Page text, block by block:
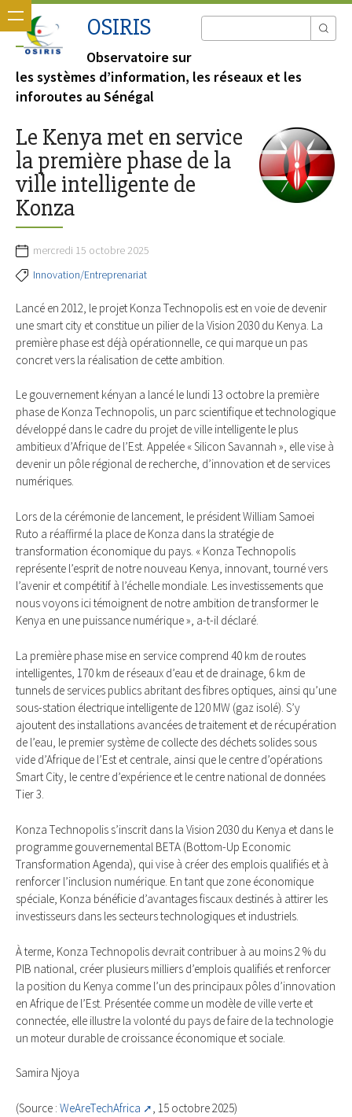
OSIRIS
Observatoire sur
les systèmes d’information, les réseaux et les
inforoutes au Sénégal
Le Kenya met en service
la première phase de la
ville intelligente de
Konza
mercredi 15 octobre 2025
Innovation/Entreprenariat
Lancé en 2012, le projet Konza Technopolis est en voie de devenir
une smart city et constitue un pilier de la Vision 2030 du Kenya. La
première phase est déjà opérationnelle, ce qui marque un pas
concret vers la réalisation de cette ambition.
Le gouvernement kényan a lancé le lundi 13 octobre la première
phase de Konza Technopolis, un parc scientifique et technologique
développé dans le cadre du projet de ville intelligente le plus
ambitieux d’Afrique de l’Est. Appelée « Silicon Savannah », elle vise à
devenir un pôle régional de recherche, d’innovation et de services
numériques.
Lors de la cérémonie de lancement, le président William Samoei
Ruto a réaffirmé la place de Konza dans la stratégie de
transformation économique du pays. « Konza Technopolis
représente l’esprit de notre nouveau Kenya, innovant, tourné vers
l’avenir et compétitif à l’échelle mondiale. Les investissements que
nous voyons ici témoignent de notre ambition de transformer le
Kenya en une puissance numérique », a-t-il déclaré.
La première phase mise en service comprend 40 km de routes
intelligentes, 170 km de réseaux d’eau et de drainage, 6 km de
tunnels de services publics abritant des fibres optiques, ainsi qu’une
sous-station électrique intelligente de 120 MW (gaz isolé). S’y
ajoutent des installations avancées de traitement et de récupération
de l’eau, le premier système de collecte des déchets solides sous
vide d’Afrique de l’Est et centrale, ainsi que le centre d’opérations
Smart City, le centre d’expérience et le centre national de données
Tier 3.
Konza Technopolis s’inscrit dans la Vision 2030 du Kenya et dans le
programme gouvernemental BETA (Bottom-Up Economic
Transformation Agenda), qui vise à créer des emplois qualifiés et à
renforcer l’inclusion numérique. En tant que zone économique
spéciale, Konza bénéficie d’avantages fiscaux destinés à attirer les
investisseurs dans les secteurs technologiques et industriels.
À terme, Konza Technopolis devrait contribuer à au moins 2 % du
PIB national, créer plusieurs milliers d’emplois qualifiés et renforcer
la position du Kenya comme l’un des principaux pôles d’innovation
en Afrique de l’Est. Présentée comme un modèle de ville verte et
connectée, elle illustre la volonté du pays de faire de la technologie
un moteur durable de croissance économique et sociale.
Samira Njoya
(Source : WeAreTechAfrica , 15 octobre 2025)